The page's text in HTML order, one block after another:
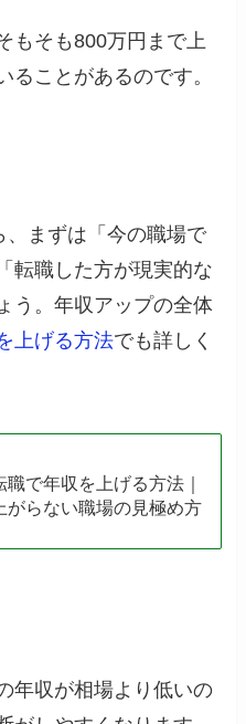
もそも800万円まで上
ることがあるのです。
まずは「今の職場で
転職した方が現実的な
う。年収アップの全体
上げる方法でも詳しく
職で年収を上げる方法｜
がらない職場の見極め方
年収が相場より低いの